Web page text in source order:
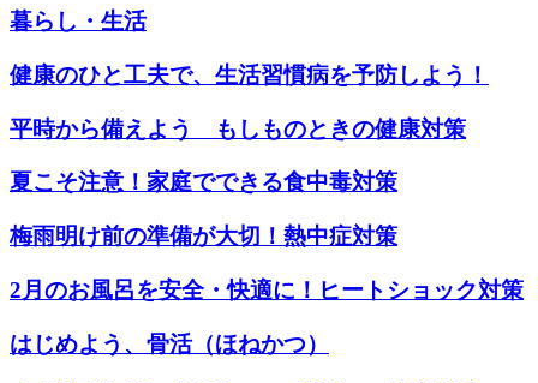
暮らし・生活
健康のひと工夫で、生活習慣病を予防しよう！
平時から備えよう もしものときの健康対策
夏こそ注意！家庭でできる食中毒対策
梅雨明け前の準備が大切！熱中症対策
2月のお風呂を安全・快適に！ヒートショック対策
はじめよう、骨活（ほねかつ）